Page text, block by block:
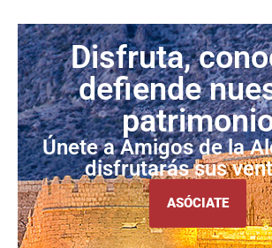
Disfruta,
defiende
Únete a Amigos de la
disfrutarás sus
ASÓCIATE